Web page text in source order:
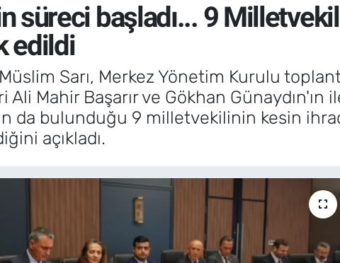
süreci başladı... 9
edildi
Sarı, Merkez Yönetim Kurulu
Ali Mahir Başarır ve Gökhan
da bulunduğu 9 milletvekilinin kesin
açıkladı.